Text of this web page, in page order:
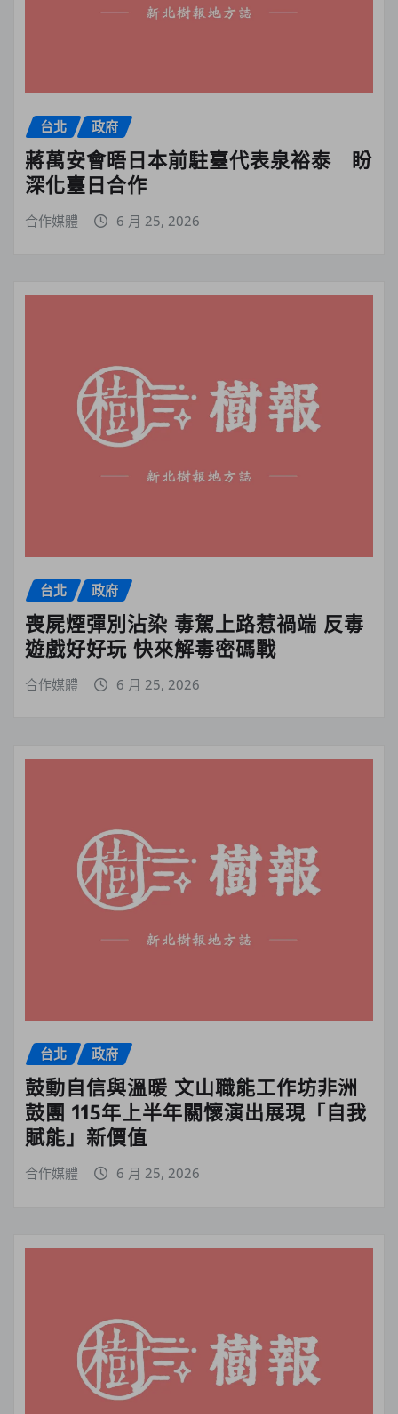
台北 政府
蔣萬安會晤日本前駐臺代表泉裕泰 盼
深化臺日合作
合作媒體 6 月 25, 2026
台北 政府
喪屍煙彈別沾染 毒駕上路惹禍端 反毒
遊戲好好玩 快來解毒密碼戰
合作媒體 6 月 25, 2026
台北 政府
鼓動自信與溫暖 文山職能工作坊非洲
鼓團 115年上半年關懷演出展現「自我
賦能」新價值
合作媒體 6 月 25, 2026